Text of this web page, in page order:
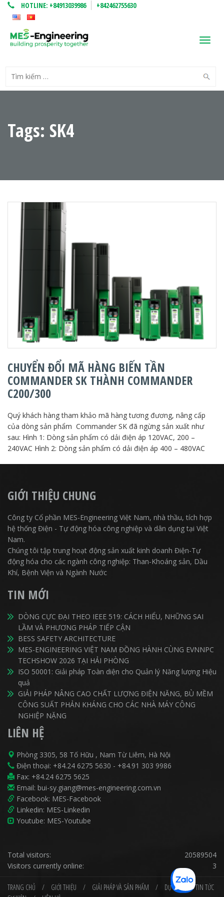
HOTLINE: +84913039986 +842462755630
Tags: SK4
CHUYỂN ĐỔI MÃ HÀNG BIẾN TẦN
COMMANDER SK THÀNH COMMANDER
C200/300
Quý khách hàng tham khảo mã hàng tương đương, nâng cấp
của dòng sản phẩm Commander SK đã ngừng sản xuất như
sau: Hình 1: Dòng sản phẩm có dải điện áp 120VAC, 200 –
240VAC Hình 2: Dòng sản phẩm có dải điện áp 400 – 480VAC
GIỚI THIỆU CHUNG
Công ty Cổ phần MES-Engineering Việt Nam, nhà thầu, tích hợp
hệ thống Điện - Tự động hóa công nghiệp và dân dụng tại Việt
Nam.
Chúng tôi tập trung hoạt động sản xuất kinh doanh Điện-Tự
động hóa cho các ngành công nghiệp: Than-Khoáng sản, Dầu
Khí, Bệnh Viện và Ngành Nước
TIN MỚI
DÒNG CỰC ĐẠI THEO IEEE 519: CÁCH HIỂU, NHỮNG SAI
LẦM VÀ PHƯƠNG PHÁP TIẾP CẬN
BESS SAFETY ARCHITECTURE
MES-ENGINEERING VIỆT NAM ĐỒNG HÀNH CÙNG EVNNPC
TECHSHOW 2026 TẠI HẢI PHÒNG
ISO 50001: Giải pháp Toàn diện cho Quản lý Năng lượng Hiệu
quả
GIẢI PHÁP NÂNG CAO CHẤT LƯỢNG ĐIỆN NĂNG, BÙ MỀM
CÔNG SUẤT PHẢN KHÁNG CHO CÁC NHÀ MÁY CÔNG
NGHIỆP NẶNG
LIÊN HỆ
Phòng 3305, 58 Tố Hữu , Nam Từ Liêm, Hà Nội
Điện thoại: +84.24 6275 5630 - +84.91 303 9986
Fax: +84.24 6275 5625
Email: bui-sy.giang@mes-engineering.com.vn
Facebook: MES-Facebook
Linkedin: MES-Linkedin
Youtube: MES-Youtube
20589504
Total visitors:
3
Visitors currently online:
TRANG CHỦ / GIỚI THIỆU / GIẢI PHÁP VÀ SẢN PHẨM / DỰ ÁN
TIN TỨC